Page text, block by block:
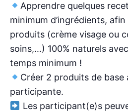
Apprendre quelques
minimum d’ingrédients,
produits (crème visage ou
soins,…) 100% naturels
temps minimum !
Créer 2 produits de base
participante.
Les participant(e)s